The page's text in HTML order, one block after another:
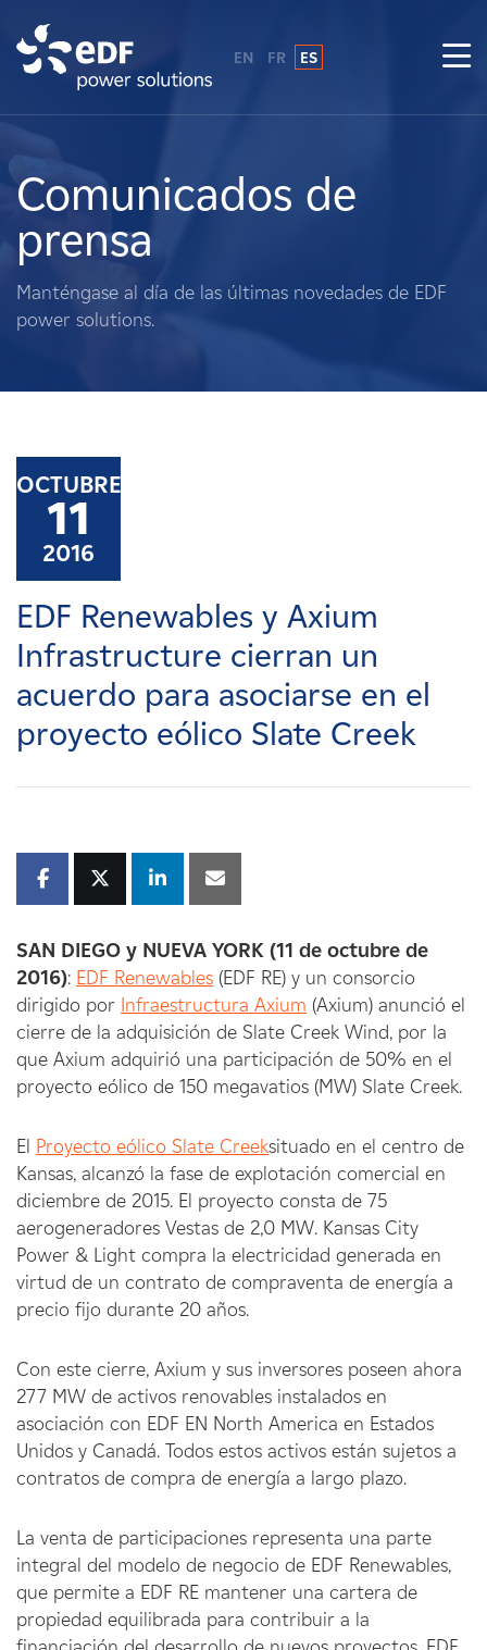
Sobre nosotros
Qué hacemos
Terratenientes
Carreras
Noticias
Contacte con
Afiliados
EN FR ES
Comunicados de
prensa
Manténgase al día de las últimas novedades de EDF
power solutions.
OCTUBRE
11
2016
EDF Renewables y Axium
Infrastructure cierran un
acuerdo para asociarse en el
proyecto eólico Slate Creek
SAN DIEGO y NUEVA YORK (11 de octubre de
2016): EDF Renewables (EDF RE) y un consorcio
dirigido por Infraestructura Axium (Axium) anunció el
cierre de la adquisición de Slate Creek Wind, por la
que Axium adquirió una participación de 50% en el
proyecto eólico de 150 megavatios (MW) Slate Creek.
El Proyecto eólico Slate Creeksituado en el centro de
Kansas, alcanzó la fase de explotación comercial en
diciembre de 2015. El proyecto consta de 75
aerogeneradores Vestas de 2,0 MW. Kansas City
Power & Light compra la electricidad generada en
virtud de un contrato de compraventa de energía a
precio fijo durante 20 años.
Con este cierre, Axium y sus inversores poseen ahora
277 MW de activos renovables instalados en
asociación con EDF EN North America en Estados
Unidos y Canadá. Todos estos activos están sujetos a
contratos de compra de energía a largo plazo.
La venta de participaciones representa una parte
integral del modelo de negocio de EDF Renewables,
que permite a EDF RE mantener una cartera de
propiedad equilibrada para contribuir a la